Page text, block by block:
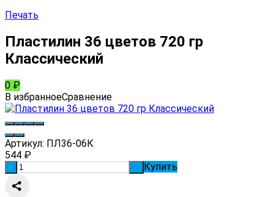
Печать
Пластилин 36 цветов 720 гр
Классический
0 ₽
В избранноеСравнение
Артикул: ПЛ36-06К
544 ₽
Купить